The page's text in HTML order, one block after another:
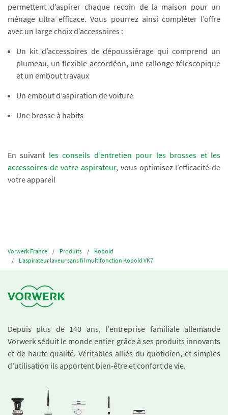
permettent d’aspirer chaque recoin de la maison pour un
ménage ultra efficace. Vous pourrez ainsi compléter l’offre
avec un large choix d’accessoires :
Un kit d’accessoires de dépoussiérage qui comprend un
plumeau, un flexible accordéon, une rallonge télescopique
et un embout travaux
Un embout d’aspiration de voiture
Une brosse à habits
En suivant les conseils d’entretien pour les brosses et les
accessoires de votre aspirateur, vous optimisez l’efficacité de
votre appareil
Vorwerk France Produits
Kobold
L’aspirateur laveur sans fil multifonction Kobold VK7
Depuis plus de 140 ans, l'entreprise familiale allemande
Vorwerk séduit le monde entier grâce à ses produits innovants
et de haute qualité. Véritables alliés du quotidien, et simples
d'utilisation ils apportent bien-être et confort de vie.